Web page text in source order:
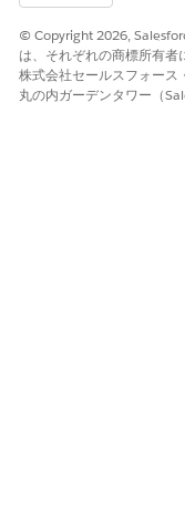
Salesforce Help:
Visits
© Copyright 2026,
は、それぞれの商標所有者
株式会社セールスフォー
丸の内ガーデンタワー（